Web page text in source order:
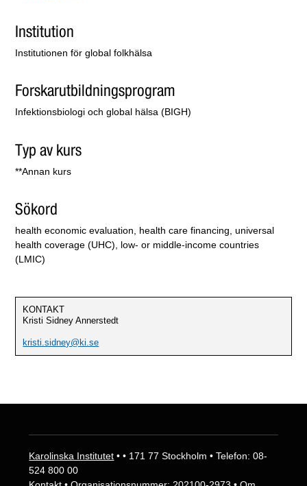
Institution
Institutionen för global folkhälsa
Forskarutbildningsprogram
Infektionsbiologi och global hälsa (BIGH)
Typ av kurs
**Annan kurs
Sökord
health economic evaluation, health care financing, universal
health coverage (UHC), low- or middle-income countries
(LMIC)
KONTAKT
Kristi Sidney Annerstedt
kristi.sidney@ki.se
Karolinska Institutet • • 171 77 Stockholm • Telefon: 08-
524 800 00